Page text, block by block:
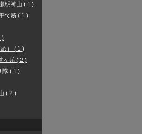
明神山 ( 1 )
で断 ( 1 )
)
） ( 1 )
ヶ岳 ( 2 )
隊 ( 1 )
( 2 )